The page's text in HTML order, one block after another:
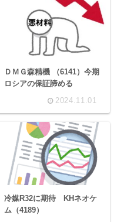
ＤＭＧ森精機 （6141）今期
ロシアの保証諦める
2024.11.01
冷媒R32に期待 KHネオケ
ム（4189）